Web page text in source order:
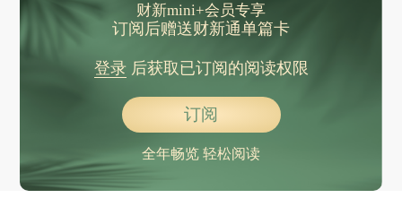
财新mini+会员专享
订阅后赠送财新通单篇卡
登录后获取已订阅的阅读权限
订阅
全年畅览 轻松阅读